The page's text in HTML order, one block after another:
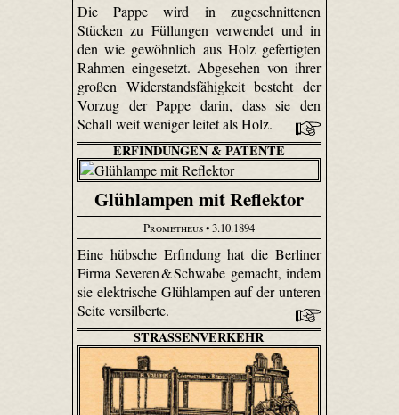
Die Pappe wird in zugeschnittenen
Stücken zu Füllungen verwendet und in
den wie gewöhnlich aus Holz gefertigten
Rahmen eingesetzt. Abgesehen von ihrer
großen Widerstandsfähigkeit besteht der
Vorzug der Pappe darin, dass sie den
Schall weit weniger leitet als Holz.
ERFINDUNGEN & PATENTE
Glühlampen mit Reflektor
Prometheus• 3.10.1894
Eine hübsche Erfindung hat die Berliner
Firma Severen & Schwabe gemacht, indem
sie elektrische Glühlampen auf der unteren
Seite versilberte.
STRASSENVERKEHR